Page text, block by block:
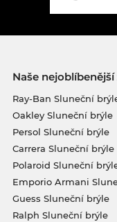
Naše
Ray-Ban Sluneční
Oakley Sluneční brýle
Persol Sluneční brýle
Carrera Sluneční brýle
Polaroid Sluneční
Emporio Armani
Guess Sluneční brýle
Ralph Sluneční brýle